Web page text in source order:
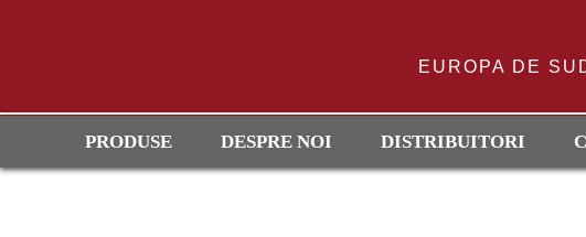
EUROPA DE
PRODUSE DESPRE NOI DISTRIBUITORI